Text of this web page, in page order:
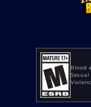
Blood
Sexual